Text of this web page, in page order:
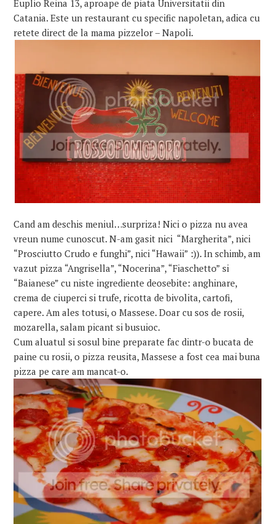
Euplio Reina 13, aproape de piata Universitatii din
Catania. Este un restaurant cu specific napoletan, adica cu
retete direct de la mama pizzelor – Napoli.
Cand am deschis meniul…surpriza!Nici o pizza nu avea
vreun nume cunoscut. N-am gasit nici “Margherita”, nici
“Prosciutto Crudo e funghi”, nici “Hawaii” :)). In schimb, am
vazut pizza “Angrisella”, “Nocerina”, “Fiaschetto” si
“Baianese” cu niste ingrediente deosebite: anghinare,
crema de ciuperci si trufe, ricotta de bivolita, cartofi,
capere. Am ales totusi, o Massese. Doar cu sos de rosii,
mozarella, salam picant si busuioc.
Cum aluatul si sosul bine preparate fac dintr-o bucata de
paine cu rosii, o pizza reusita, Massese a fost cea mai buna
pizza pe care am mancat-o.